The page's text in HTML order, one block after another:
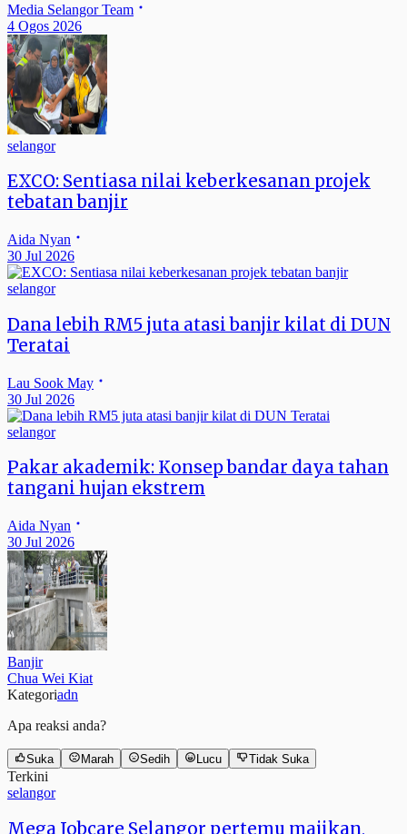
Media Selangor Team
4 Ogos 2026
selangor
EXCO: Sentiasa nilai keberkesanan projek
tebatan banjir
Aida Nyan
30 Jul 2026
selangor
Dana lebih RM5 juta atasi banjir kilat di DUN
Teratai
Lau Sook May
30 Jul 2026
selangor
Pakar akademik: Konsep bandar daya tahan
tangani hujan ekstrem
Aida Nyan
30 Jul 2026
Banjir
Chua Wei Kiat
Kategoriadn
Apa reaksi anda?
Suka Marah Sedih Lucu Tidak Suka
Terkini
selangor
Mega Jobcare Selangor pertemu majikan,